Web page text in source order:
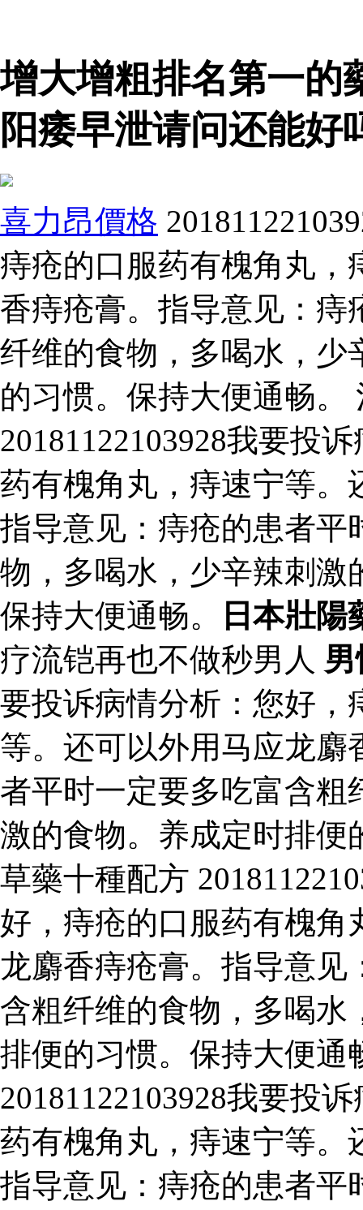
增大增粗排名第一的
阳痿早泄请问还能好
喜力昂價格
痔疮的口服药有槐角丸，
香痔疮膏。指导意见：痔
纤维的食物，多喝水，少
的习惯。保持大便通畅。
20181122103928我要投
药有槐角丸，痔速宁等。
指导意见：痔疮的患者平
物，多喝水，少辛辣刺激
保持大便通畅。
日本壯陽
疗流铠再也不做秒男人
要投诉病情分析：您好，
等。还可以外用马应龙麝
者平时一定要多吃富含粗
激的食物。养成定时排便
草藥十種配方
好，痔疮的口服药有槐角
龙麝香痔疮膏。指导意见
含粗纤维的食物，多喝水
排便的习惯。保持大便通
20181122103928我要投
药有槐角丸，痔速宁等。
指导意见：痔疮的患者平